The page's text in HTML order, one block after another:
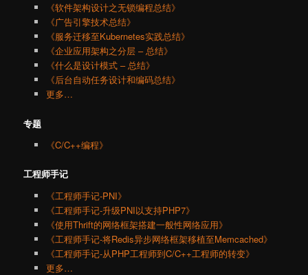
《软件架构设计之无锁编程总结》
《广告引擎技术总结》
《服务迁移至Kubernetes实践总结》
《企业应用架构之分层 – 总结》
《什么是设计模式 – 总结》
《后台自动任务设计和编码总结》
更多…
专题
《C/C++编程》
工程师手记
《工程师手记-PNI》
《工程师手记-升级PNI以支持PHP7》
《使用Thrift的网络框架搭建一般性网络应用》
《工程师手记-将Redis异步网络框架移植至Memcached》
《工程师手记-从PHP工程师到C/C++工程师的转变》
更多…